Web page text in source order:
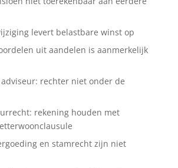
levert belastbare winst op
uit aandelen is aanmerkelijk
rechter niet onder de
rekening houden met
en stamrecht zijn niet